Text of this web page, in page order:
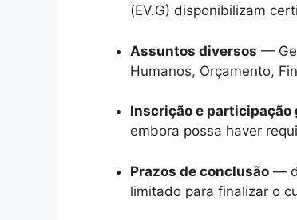
(EV.G) disponibilizam
Assuntos diversos —
Humanos, Orçamento,
Inscrição e participação
embora possa haver
Prazos de conclusão —
limitado para finalizar o